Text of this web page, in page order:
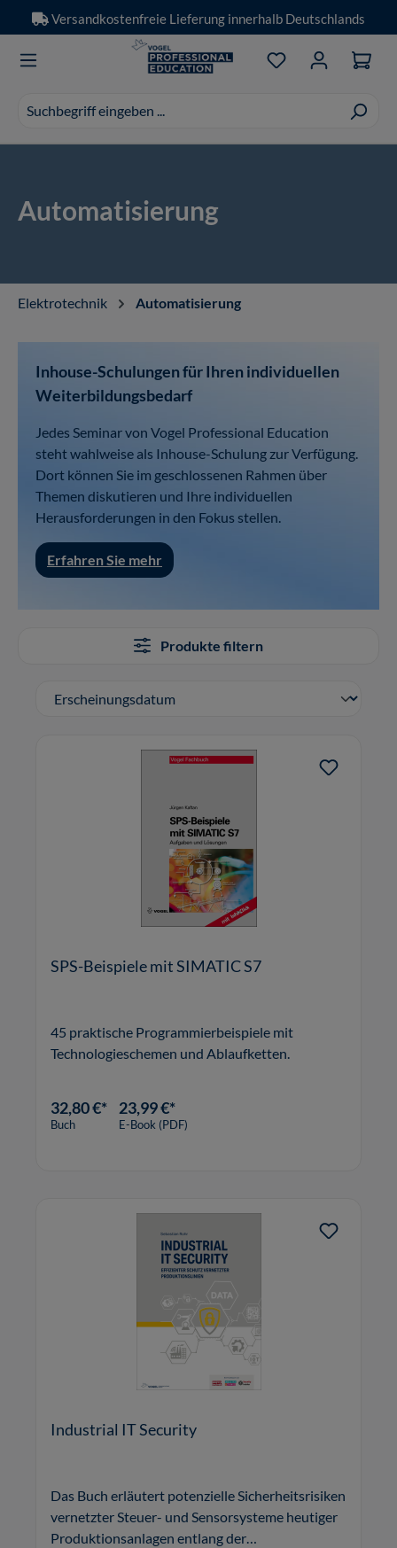
Zum Hauptinhalt springen
Versandkostenfreie Lieferung innerhalb Deutschlands
erscheinen
während
Du hast 0
Automatisierung
Elektrotechnik Automatisierung
Inhouse-Schulungen für Ihren individuellen
Weiterbildungsbedarf
Jedes Seminar von Vogel Professional Education
steht wahlweise als Inhouse-Schulung zur Verfügung.
Dort können Sie im geschlossenen Rahmen über
Themen diskutieren und Ihre individuellen
Herausforderungen in den Fokus stellen.
Erfahren Sie mehr
Produkte filtern
SPS-Beispiele mit SIMATIC S7
45 praktische Programmierbeispiele mit
Technologieschemen und Ablaufketten.
32,80 €*
Buch
23,99 €*
E-Book (PDF)
Industrial IT Security
Das Buch erläutert potenzielle Sicherheitsrisiken
vernetzter Steuer- und Sensorsysteme heutiger
Produktionsanlagen entlang der